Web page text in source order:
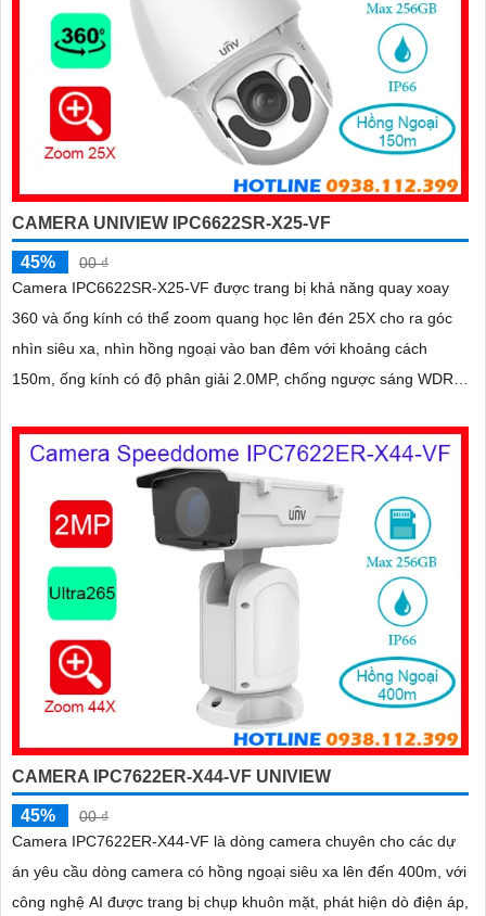
CAMERA UNIVIEW IPC6622SR-X25-VF
45%
00 ₫
Camera IPC6622SR-X25-VF được trang bị khả năng quay xoay
360 và ống kính có thể zoom quang học lên đén 25X cho ra góc
nhìn siêu xa, nhìn hồng ngoại vào ban đêm với khoảng cách
150m, ống kính có độ phân giải 2.0MP, chống ngược sáng WDR
CAMERA IPC7622ER-X44-VF UNIVIEW
45%
00 ₫
Camera IPC7622ER-X44-VF là dòng camera chuyên cho các dự
án yêu cầu dòng camera có hồng ngoại siêu xa lên đến 400m, với
công nghệ AI được trang bị chụp khuôn mặt, phát hiện dò điện áp,